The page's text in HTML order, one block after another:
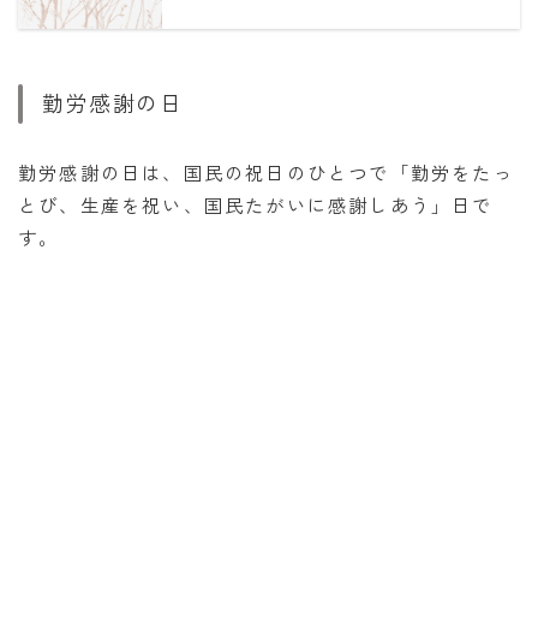
勤労感謝の日
勤労感謝の日は、国民の祝日のひとつで「勤労をたっ
とび、生産を祝い、国民たがいに感謝しあう」日で
す。